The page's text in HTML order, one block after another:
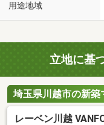
用途地域
立地に基
埼玉県川越市の新築
レーベン川越